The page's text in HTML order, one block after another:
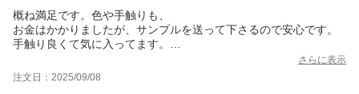
概ね満足です。色や手触りも、
お金はかかりましたが、サンプルを送って下さるので安心です。
手触り良くて気に入ってます。
皆さんが言うように、軽いので動きます。足にゴム履かせたら動
かなくなりました。
また、ロボット掃除機が入らないので、もう少し高いといいなと
さらに表示
注文日：2025/09/08